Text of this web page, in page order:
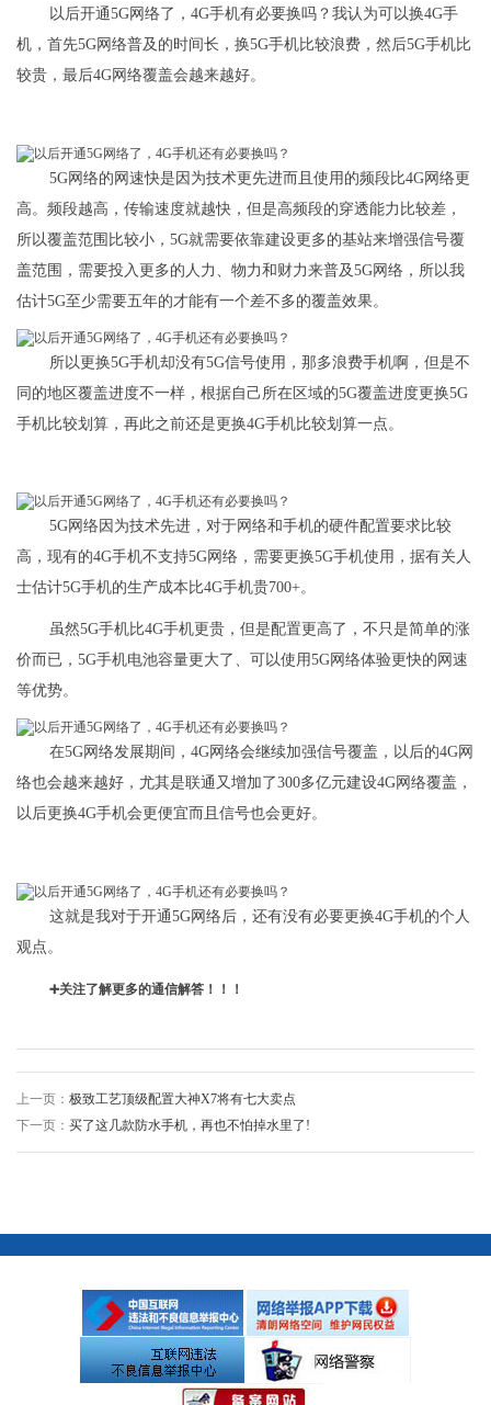
以后开通5G网络了，4G手机有必要换吗？我认为可以换4G手
机，首先5G网络普及的时间长，换5G手机比较浪费，然后5G手机比
较贵，最后4G网络覆盖会越来越好。
5G网络的网速快是因为技术更先进而且使用的频段比4G网络更
高。频段越高，传输速度就越快，但是高频段的穿透能力比较差，
所以覆盖范围比较小，5G就需要依靠建设更多的基站来增强信号覆
盖范围，需要投入更多的人力、物力和财力来普及5G网络，所以我
估计5G至少需要五年的才能有一个差不多的覆盖效果。
​所以更换5G手机却没有5G信号使用，那多浪费手机啊，但是不
同的地区覆盖进度不一样，根据自己所在区域的5G覆盖进度更换5G
手机比较划算，再此之前还是更换4G手机比较划算一点。
5G网络因为技术先进，对于网络和手机的硬件配置要求比较
高，现有的4G手机不支持5G网络，需要更换5G手机使用，据有关人
士估计5G手机的生产成本比4G手机贵700+。
虽然5G手机比4G手机更贵，但是配置更高了，不只是简单的涨
价而已，5G手机电池容量更大了、可以使用5G网络体验更快的网速
等优势。
​在5G网络发展期间，4G网络会继续加强信号覆盖，以后的4G网
络也会越来越好，尤其是联通又增加了300多亿元建设4G网络覆盖，
以后更换4G手机会更便宜而且信号也会更好。
这就是我对于开通5G网络后，还有没有必要更换4G手机的个人
观点。
➕关注了解更多的通信解答！！！
上一页： 极致工艺顶级配置大神X7将有七大卖点
下一页： 买了这几款防水手机，再也不怕掉水里了!